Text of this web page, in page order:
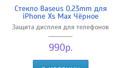
Стекло Baseus 0.23mm для
iPhone Xs Max Чёрное
Защита дисплея для телефонов
990р.